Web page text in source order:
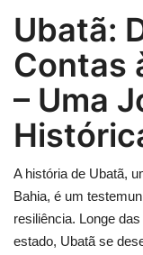
Ubatã:
Contas
– Uma
A história de Ubatã,
Bahia, é um
resiliência. Longe
estado, Ubatã se